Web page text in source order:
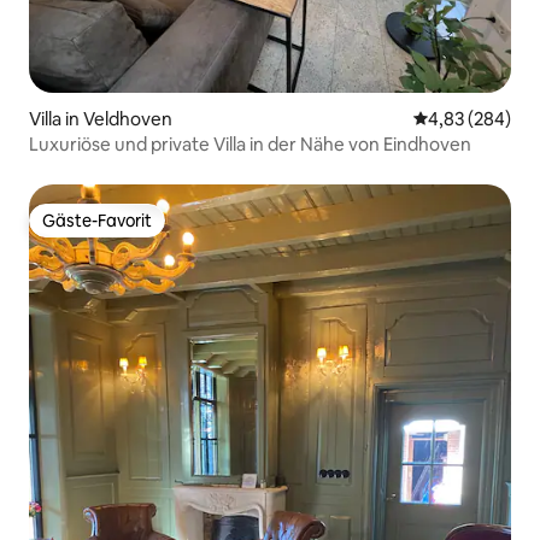
Villa in Veldhoven
4,83 (284)
Luxuriöse und private Villa in der Nähe von Eindhoven
Gäste-Favorit
Gäste-Favorit